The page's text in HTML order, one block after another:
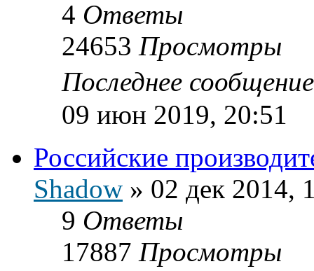
4 Ответы
24653 Просмотры
Последнее
09 июн 2019, 20:51
Российские
Shadow » 02 дек 2014,
9 Ответы
17887 Просмотры